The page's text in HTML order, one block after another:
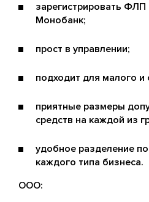
зарегистрировать
Монобанк;
прост в управлении;
подходит для малого и
приятные размеры
средств на каждой из
удобное разделение
каждого типа бизнеса.
ООО: